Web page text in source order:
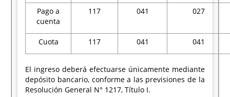
Pago a
cuenta
117 041 027
Cuota 117 041 041
El ingreso deberá efectuarse únicamente mediante
depósito bancario, conforme a las previsiones de la
Resolución General N° 1217, Título I.